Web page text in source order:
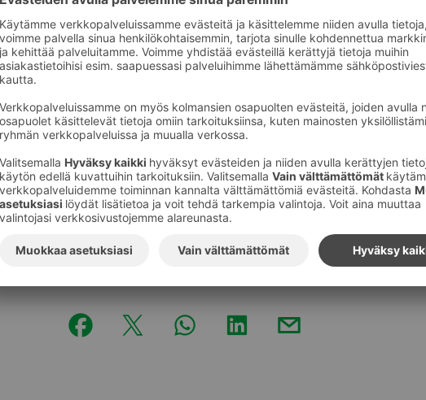
vaikka huomion valokeila onkin ollut pandemia-aikana
kaupassakäynnissä ja sota-aikana ruoan hinnan
kolkuttelee ovella, on arvokasta, että vuosia
myös julkisesti.
Vahinko ei tule kello kaulassa, eivätkä pinnalle
etukäteen kalenteroituja suunnitelmia. Siksi tärkeintä
syntyy pitkäjänteisestä tavoitteellisesta toiminnasta ja
muuttuviin tilanteisiin.
Muilla keinoin luottamusbisneksessä on vaikea tänä